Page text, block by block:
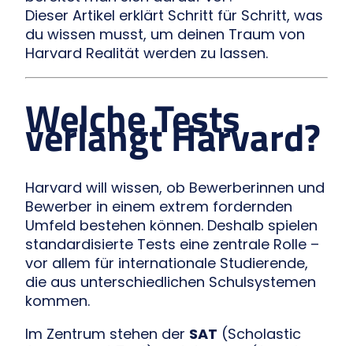
Dieser Artikel erklärt Schritt für Schritt, was
du wissen musst, um deinen Traum von
Harvard Realität werden zu lassen.
Welche Tests
verlangt Harvard?
Harvard will wissen, ob Bewerberinnen und
Bewerber in einem extrem fordernden
Umfeld bestehen können. Deshalb spielen
standardisierte Tests eine zentrale Rolle –
vor allem für internationale Studierende,
die aus unterschiedlichen Schulsystemen
kommen.
Im Zentrum stehen der SAT (Scholastic